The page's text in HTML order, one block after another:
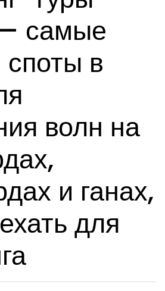
самые
в
волн на
и ганах,
для